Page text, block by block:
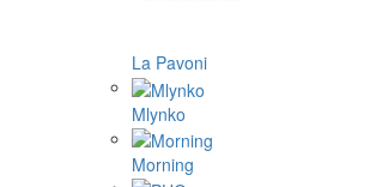
La Pavoni
Mlynko
Morning